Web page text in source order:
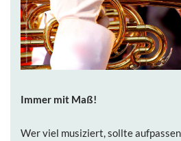
Immer mit Maß!
Wer viel musiziert, sollte